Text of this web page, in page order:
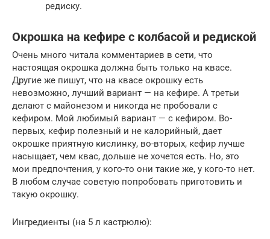
редиску.
Окрошка на кефире с колбасой и редиской
Очень много читала комментариев в сети, что
настоящая окрошка должна быть только на квасе.
Другие же пишут, что на квасе окрошку есть
невозможно, лучший вариант — на кефире. А третьи
делают с майонезом и никогда не пробовали с
кефиром. Мой любимый вариант — с кефиром. Во-
первых, кефир полезный и не калорийный, дает
окрошке приятную кислинку, во-вторых, кефир лучше
насыщает, чем квас, дольше не хочется есть. Но, это
мои предпочтения, у кого-то они такие же, у кого-то нет.
В любом случае советую попробовать приготовить и
такую окрошку.
Ингредиенты (на 5 л кастрюлю):